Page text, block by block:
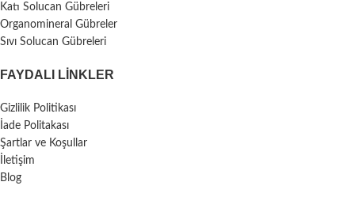
Katı Solucan Gübreleri
Organomineral Gübreler
Sıvı Solucan Gübreleri
FAYDALI LİNKLER
Gizlilik Politikası
İade Politakası
Şartlar ve Koşullar
İletişim
Blog